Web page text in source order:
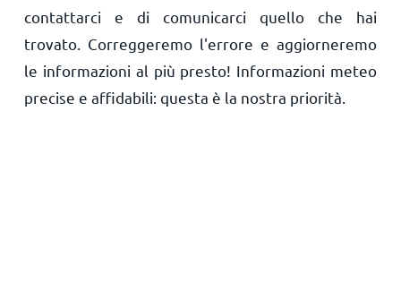
contattarci e di comunicarci quello che hai
trovato. Correggeremo l'errore e aggiorneremo
le informazioni al più presto! Informazioni meteo
precise e affidabili: questa è la nostra priorità.